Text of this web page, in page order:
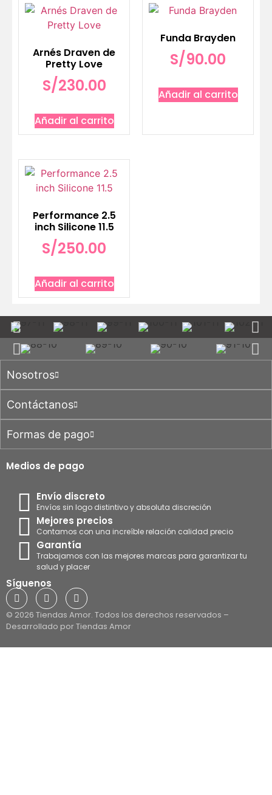
Arnés Draven de
Pretty Love
S/230.00
Añadir al carrito
Funda Brayden
S/90.00
Añadir al carrito
Performance 2.5
inch Silicone 11.5
S/250.00
Añadir al carrito
Nosotros
Contáctanos
Formas de pago
Medios de pago
Envío discreto
Envíos sin logo distintivo y absoluta discreción
Mejores precios
Contamos con una increíble relación calidad precio
Garantía
Trabajamos con las mejores marcas para garantizar tu
salud y placer
Síguenos
© 2026 Tiendas Amor. Todos los derechos reservados –
Desarrollado por Tiendas Amor